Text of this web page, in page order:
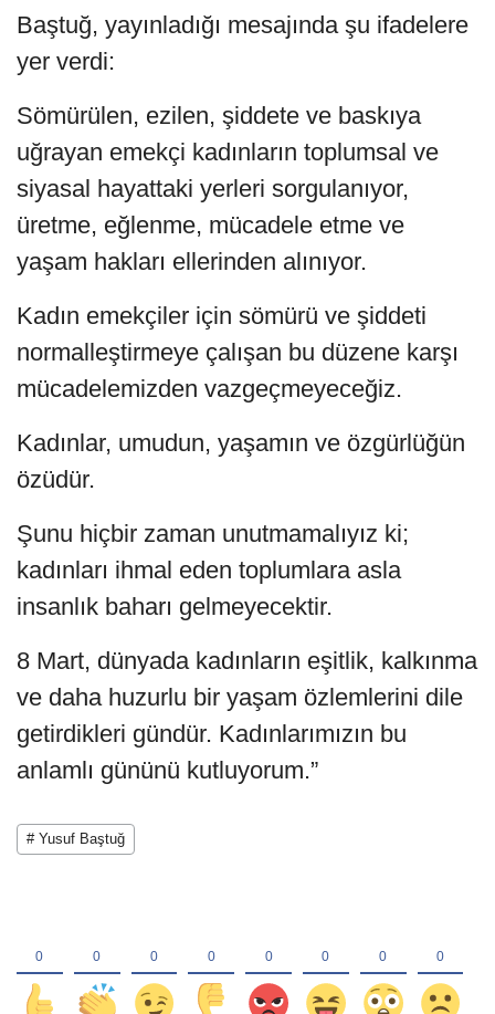
Baştuğ, yayınladığı mesajında şu ifadelere
yer verdi:
Sömürülen, ezilen, şiddete ve baskıya
uğrayan emekçi kadınların toplumsal ve
siyasal hayattaki yerleri sorgulanıyor,
üretme, eğlenme, mücadele etme ve
yaşam hakları ellerinden alınıyor.
Kadın emekçiler için sömürü ve şiddeti
normalleştirmeye çalışan bu düzene karşı
mücadelemizden vazgeçmeyeceğiz.
Kadınlar, umudun, yaşamın ve özgürlüğün
özüdür.
Şunu hiçbir zaman unutmamalıyız ki;
kadınları ihmal eden toplumlara asla
insanlık baharı gelmeyecektir.
8 Mart, dünyada kadınların eşitlik, kalkınma
ve daha huzurlu bir yaşam özlemlerini dile
getirdikleri gündür. Kadınlarımızın bu
anlamlı gününü kutluyorum.”
# Yusuf Baştuğ